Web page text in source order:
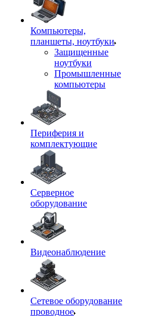
Компьютеры,
планшеты, ноутбуки
Защищенные
ноутбуки
Промышленные
компьютеры
Периферия и
комплектующие
Серверное
оборудование
Видеонаблюдение
Сетевое оборудование
проводное